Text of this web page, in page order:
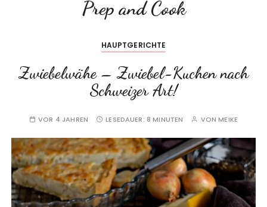
Prep and Cook
HAUPTGERICHTE
Zwiebelwähe – Zwiebel-Kuchen nach
Schweizer Art!
VOR 4 JAHREN LESEDAUER: 8 MINUTEN VONMEIKE